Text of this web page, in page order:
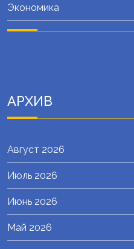
Экономика
АРХИВ
Август 2026
Июль 2026
Июнь 2026
Май 2026